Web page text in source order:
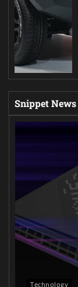
Snippet News
Technology